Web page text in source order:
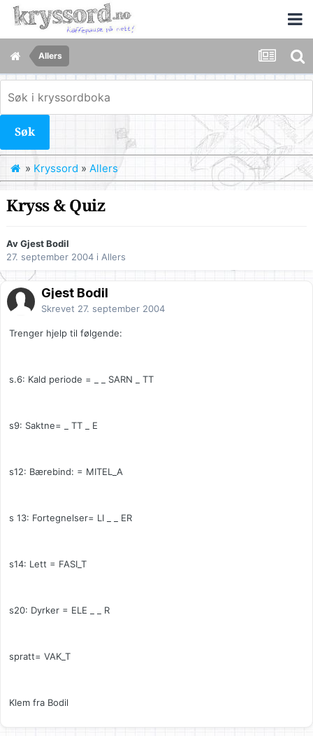
Allers
Søk
» Kryssord » Allers
Kryss & Quiz
Av Gjest Bodil
27. september 2004 i Allers
Gjest Bodil
Skrevet 27. september 2004
Trenger hjelp til følgende:
s.6: Kald periode = _ _ SARN _ TT
s9: Saktne= _ TT _ E
s12: Bærebind: = MITEL_A
s 13: Fortegnelser= LI _ _ ER
s14: Lett = FASI_T
s20: Dyrker = ELE _ _ R
spratt= VAK_T
Klem fra Bodil